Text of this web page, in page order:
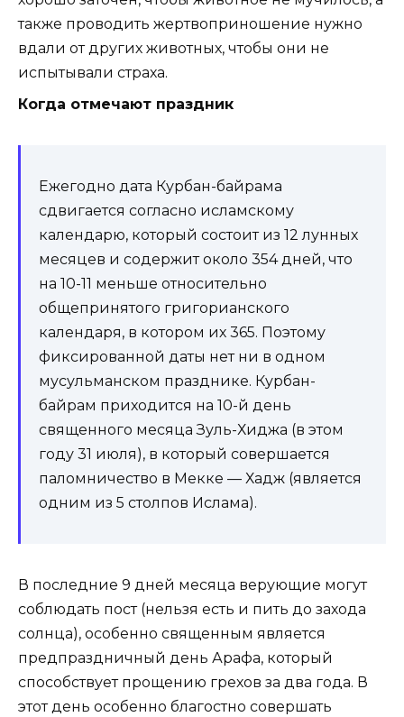
также проводить жертвоприношение нужно
вдали от других животных, чтобы они не
испытывали страха.
Когда отмечают праздник
Ежегодно дата Курбан-байрама
сдвигается согласно исламскому
календарю, который состоит из 12 лунных
месяцев и содержит около 354 дней, что
на 10-11 меньше относительно
общепринятого григорианского
календаря, в котором их 365. Поэтому
фиксированной даты нет ни в одном
мусульманском празднике. Курбан-
байрам приходится на 10-й день
священного месяца Зуль-Хиджа (в этом
году 31 июля), в который совершается
паломничество в Мекке — Хадж (является
одним из 5 столпов Ислама).
В последние 9 дней месяца верующие могут
соблюдать пост (нельзя есть и пить до захода
солнца), особенно священным является
предпраздничный день Арафа, который
способствует прощению грехов за два года. В
этот день особенно благостно совершать